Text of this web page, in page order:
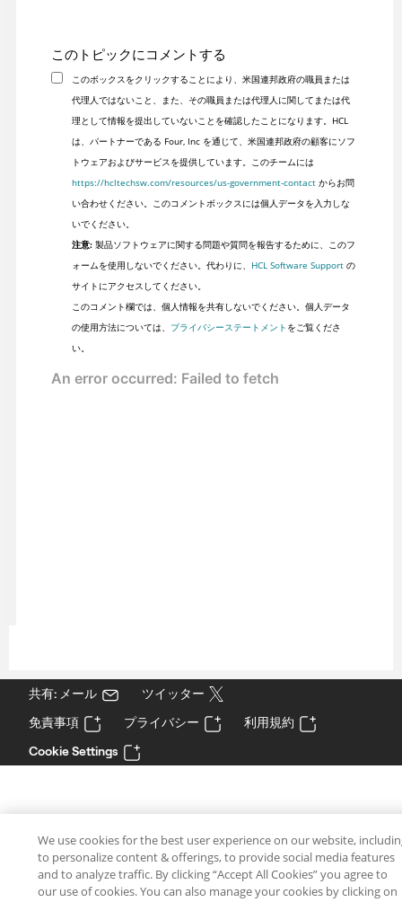
このトピックにコメントする
このボックスをクリックすることにより、米国連邦政府の職員または
代理人ではないこと、また、その職員または代理人に関してまたは代
理として情報を提出していないことを確認したことになります。HCL
は、パートナーである Four, Inc を通じて、米国連邦政府の顧客にソフ
トウェアおよびサービスを提供しています。このチームには
https://hcltechsw.com/resources/us-government-contactからお問
い合わせください。このコメントボックスには個人データを入力しな
いでください。
注意:製品ソフトウェアに関する問題や質問を報告するために、このフ
ォームを使用しないでください。代わりに、 HCL Software Supportの
サイトにアクセスしてください。
このコメント欄では、個人情報を共有しないでください。個人データ
の使用方法については、 プライバシーステートメント をご覧くださ
い。
共有: メール
ツイッター
免責事項
プライバシー
利用規約
Cookie Settings
We use cookies for the best user experience on our website,
to personalize content & offerings, to provide social media features
and to analyze traffic. By clicking “Accept All Cookies” you agree to
our use of cookies. You can also manage your cookies by clicking on